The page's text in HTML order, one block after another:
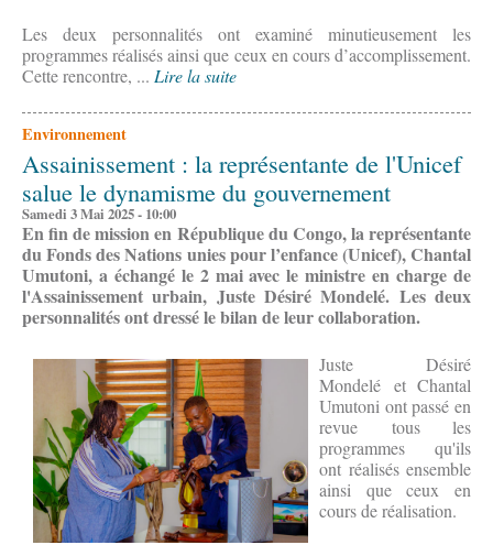
Les deux personnalités ont examiné minutieusement les
programmes réalisés ainsi que ceux en cours d’accomplissement.
Cette rencontre, ... Lire la suite
Environnement
Assainissement : la représentante de l'Unicef
salue le dynamisme du gouvernement
Samedi 3 Mai 2025 - 10:00
En fin de mission en République du Congo, la représentante
du Fonds des Nations unies pour l’enfance (Unicef), Chantal
Umutoni, a échangé le 2 mai avec le ministre en charge de
l'Assainissement urbain, Juste Désiré Mondelé. Les deux
personnalités ont dressé le bilan de leur collaboration.
Juste Désiré
Mondelé et Chantal
Umutoni ont passé en
revue tous les
programmes qu'ils
ont réalisés ensemble
ainsi que ceux en
cours de réalisation.